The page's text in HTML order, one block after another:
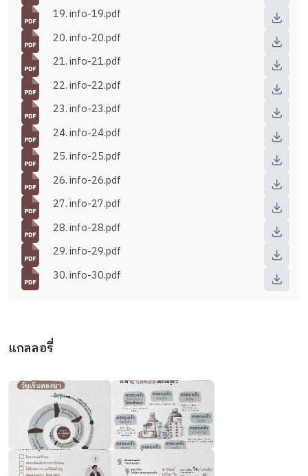
19. info-19.pdf
20. info-20.pdf
21. info-21.pdf
22. info-22.pdf
23. info-23.pdf
24. info-24.pdf
25. info-25.pdf
26. info-26.pdf
27. info-27.pdf
28. info-28.pdf
29. info-29.pdf
30. info-30.pdf
แกลลอรี่